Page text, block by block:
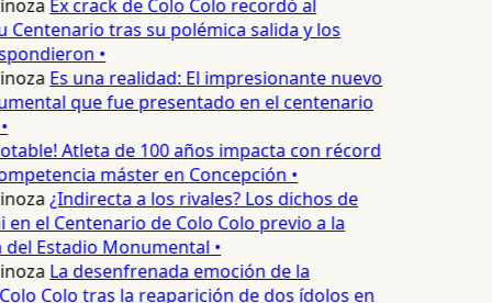
Ex crack de Colo Colo recordó al
Centenario tras su polémica salida y los
•
Es una realidad: El impresionante nuevo
que fue presentado en el centenario
Atleta de 100 años impacta con récord
máster en Concepción •
¿Indirecta a los rivales? Los dichos de
en el Centenario de Colo Colo previo a la
Estadio Monumental •
La desenfrenada emoción de la
Colo tras la reaparición de dos ídolos en